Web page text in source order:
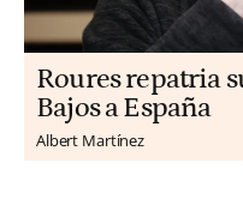
Roures repatria
Bajos a España
Albert Martínez